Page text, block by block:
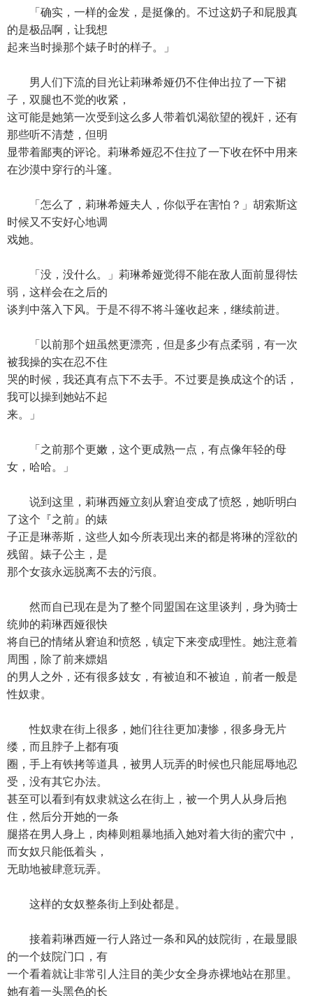
「确实，一样的金发，是挺像的。不过这奶子和屁股真
的是极品啊，让我想
起来当时操那个婊子时的样子。」
男人们下流的目光让莉琳希娅仍不住伸出拉了一下裙
子，双腿也不觉的收紧，
这可能是她第一次受到这么多人带着饥渴欲望的视奸，还有
那些听不清楚，但明
显带着鄙夷的评论。莉琳希娅忍不住拉了一下收在怀中用来
在沙漠中穿行的斗篷。
「怎么了，莉琳希娅夫人，你似乎在害怕？」胡索斯这
时候又不安好心地调
戏她。
「没，没什么。」莉琳希娅觉得不能在敌人面前显得怯
弱，这样会在之后的
谈判中落入下风。于是不得不将斗篷收起来，继续前进。
「以前那个妞虽然更漂亮，但是多少有点柔弱，有一次
被我操的实在忍不住
哭的时候，我还真有点下不去手。不过要是换成这个的话，
我可以操到她站不起
来。」
「之前那个更嫩，这个更成熟一点，有点像年轻的母
女，哈哈。」
说到这里，莉琳西娅立刻从窘迫变成了愤怒，她听明白
了这个『之前』的婊
子正是琳蒂斯，这些人如今所表现出来的都是将琳的淫欲的
残留。婊子公主，是
那个女孩永远脱离不去的污痕。
然而自已现在是为了整个同盟国在这里谈判，身为骑士
统帅的莉琳西娅很快
将自已的情绪从窘迫和愤怒，镇定下来变成理性。她注意着
周围，除了前来嫖娼
的男人之外，还有很多妓女，有被迫和不被迫，前者一般是
性奴隶。
性奴隶在街上很多，她们往往更加凄惨，很多身无片
缕，而且脖子上都有项
圈，手上有铁拷等道具，被男人玩弄的时候也只能屈辱地忍
受，没有其它办法。
甚至可以看到有奴隶就这么在街上，被一个男人从身后抱
住，然后分开她的一条
腿搭在男人身上，肉棒则粗暴地插入她对着大街的蜜穴中，
而女奴只能低着头，
无助地被肆意玩弄。
这样的女奴整条街上到处都是。
接着莉琳西娅一行人路过一条和风的妓院街，在最显眼
的一个妓院门口，有
一个看着就让非常引人注目的美少女全身赤裸地站在那里。
她有着一头黑色的长